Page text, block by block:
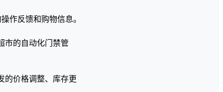
作反馈和购物信息。
市的自动化门禁管
的价格调整、库存更